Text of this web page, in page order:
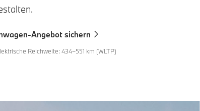
Angebot sichern
Reichweite: 434–551 km (WLTP)